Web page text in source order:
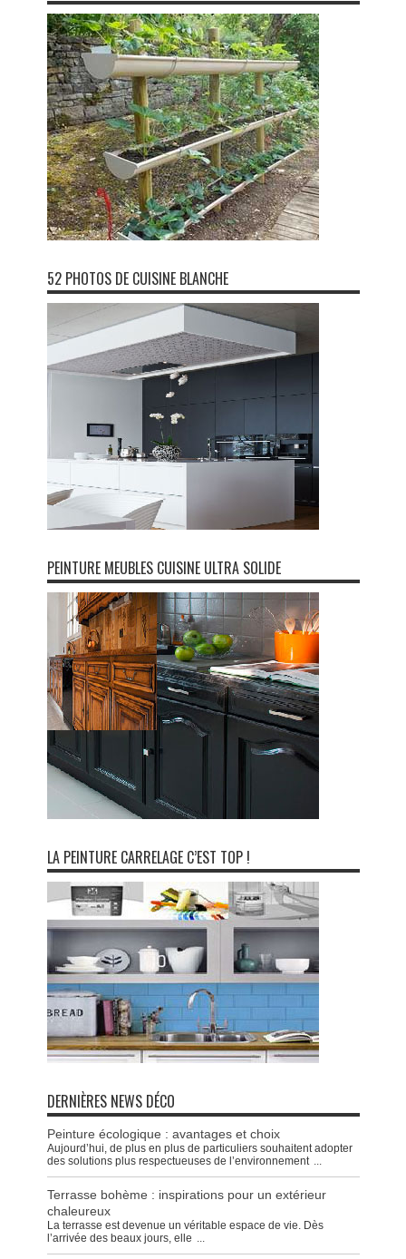
52 PHOTOS DE CUISINE BLANCHE
PEINTURE MEUBLES CUISINE ULTRA SOLIDE
LA PEINTURE CARRELAGE C’EST TOP !
DERNIÈRES NEWS DÉCO
Peinture écologique : avantages et choix
Aujourd’hui, de plus en plus de particuliers souhaitent adopter
des solutions plus respectueuses de l’environnement ...
Terrasse bohème : inspirations pour un extérieur
chaleureux
La terrasse est devenue un véritable espace de vie. Dès
l’arrivée des beaux jours, elle ...